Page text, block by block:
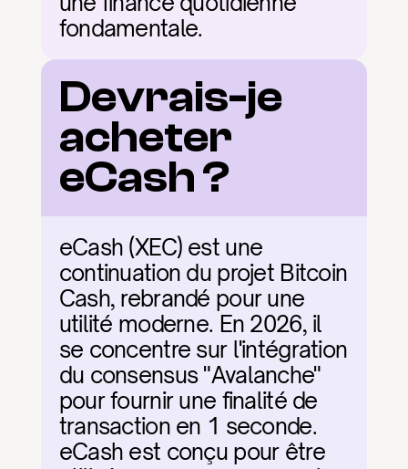
fondamentale.
Devrais-je
acheter
eCash ?
eCash (XEC) est une
continuation du projet Bitcoin
Cash, rebrandé pour une
utilité moderne. En 2026, il
se concentre sur l'intégration
du consensus "Avalanche"
pour fournir une finalité de
transaction en 1 seconde.
eCash est conçu pour être